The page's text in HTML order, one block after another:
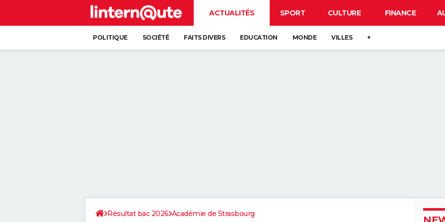
ACTUALITÉS SPORT CULTURE FINANCE
POLITIQUE SOCIÉTÉ FAITS DIVERS EDUCATION MONDE VILLES +
Résultat bac 2026 Académie de Strasbourg